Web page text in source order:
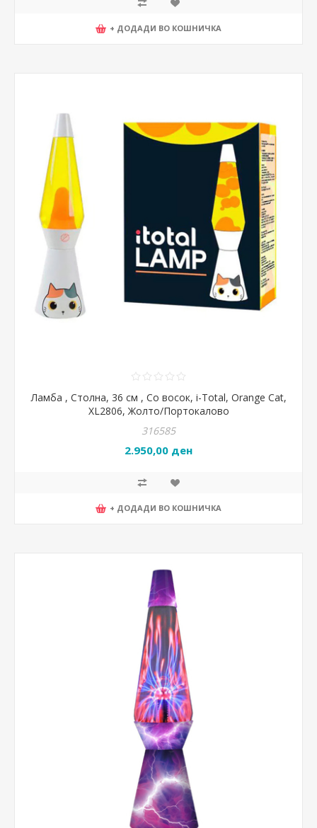
+ ДОДАДИ ВО КОШНИЧКА
Ламба , Столна, 36 см , Со восок, i-Total, Orange Cat,
XL2806, Жолто/Портокалово
316585
2.950,00 ден
+ ДОДАДИ ВО КОШНИЧКА